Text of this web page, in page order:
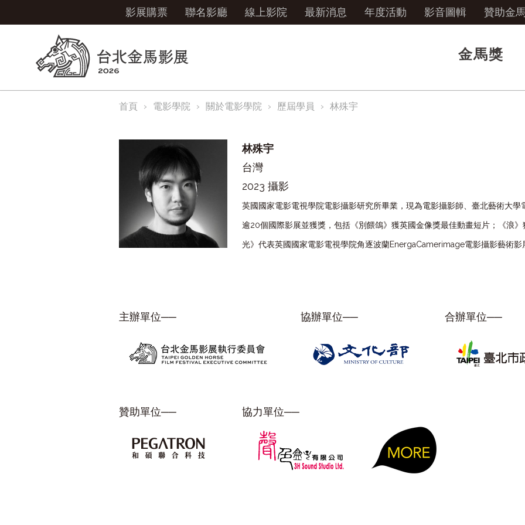
影展購票 聯名影廳 線上影院 最新消息 年度活動 影音圖輯 贊助金
金馬獎
首頁 電影學院 關於電影學院 歷屆學員 林殊宇
林殊宇
台灣
2023 攝影
英國國家電影電視學院電影攝影研究所畢業，現為電影攝影師、臺北藝術大
逾20個國際影展並獲獎，包括《別餵鴿》獲英國金像獎最佳動畫短片；《浪
光》代表英國國家電影電視學院角逐波蘭EnergaCamerimage電影攝影藝術影
主辦單位── 協辦單位── 合辦單位──
贊助單位── 協力單位──